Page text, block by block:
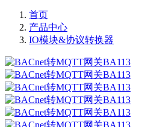
首页
产品中心
IO模块&协议转换器